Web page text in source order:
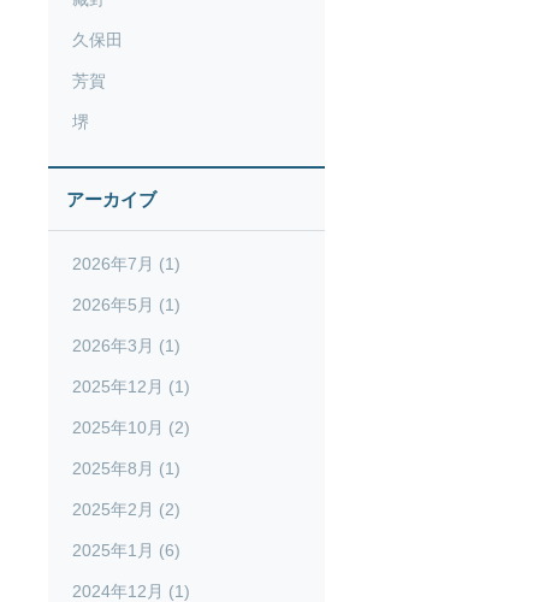
久保田
芳賀
堺
アーカイブ
2026年7月 (1)
2026年5月 (1)
2026年3月 (1)
2025年12月 (1)
2025年10月 (2)
2025年8月 (1)
2025年2月 (2)
2025年1月 (6)
2024年12月 (1)